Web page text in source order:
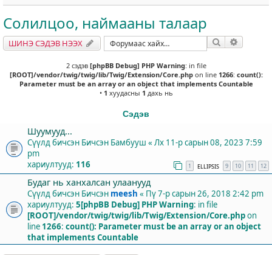
Солилцоо, наймааны талаар
ШИНЭ СЭДЭВ НЭЭХ Хайлт
2 сэдэв [phpBB Debug] PHP Warning: in file
[ROOT]/vendor/twig/twig/lib/Twig/Extension/Core.phpon line 1266: count():
Parameter must be an array or an object that implements Countable
• 1 хуудасны 1 дахь нь
Сэдэв
Шуумууд...
Сүүлд бичсэн Бичсэн Бамбууш « Лх 11-р сарын 08, 2023 7:59
pm
хариултууд: 116 1 ELLIPSIS 9 10 11 12
Будаг нь ханхалсан улаанууд
Сүүлд бичсэн Бичсэн meesh « Пү 7-р сарын 26, 2018 2:42 pm
хариултууд: 5[phpBB Debug] PHP Warning: in file
[ROOT]/vendor/twig/twig/lib/Twig/Extension/Core.phpon
line 1266: count(): Parameter must be an array or an object
that implements Countable